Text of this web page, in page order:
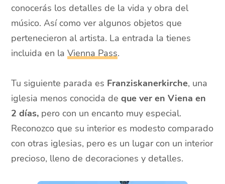
conocerás los detalles de la vida y obra del
músico. Así como ver algunos objetos que
pertenecieron al artista. La entrada la tienes
incluida en laVienna Pass.
Tu siguiente parada es Franziskanerkirche, una
iglesia menos conocida deque ver en Viena en
2 días, pero con un encanto muy especial.
Reconozco que su interior es modesto comparado
con otras iglesias, pero es un lugar con un interior
precioso, lleno de decoraciones y detalles.